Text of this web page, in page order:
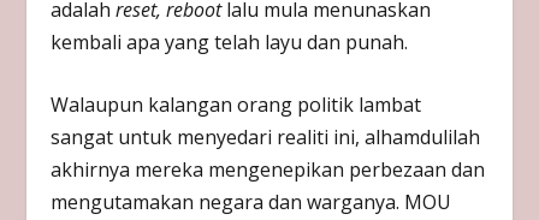
adalahreset, rebootlalu mula menunaskan
kembali apa yang telah layu dan punah.
Walaupun kalangan orang politik lambat
sangat untuk menyedari realiti ini, alhamdulilah
akhirnya mereka mengenepikan perbezaan dan
mengutamakan negara dan warganya. MOU